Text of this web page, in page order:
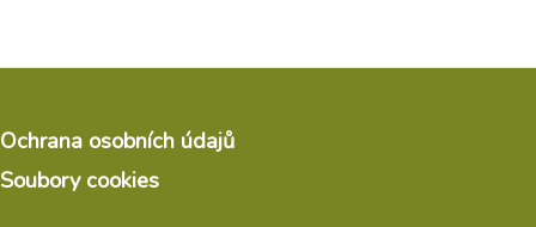
Ochrana osobních údajů
Soubory cookies